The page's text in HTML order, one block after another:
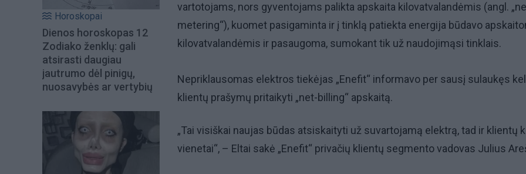
Horoskopai
Dienos horoskopas 12
Zodiako ženklų: gali
atsirasti daugiau
jautrumo dėl pinigų,
nuosavybės ar vertybių
vartotojams, nors gyventojams palikta apskaita kilovatvalandėmis (angl.
metering“), kuomet pasigaminta ir į tinklą patiekta energija būdavo
kilovatvalandėmis ir pasaugoma, sumokant tik už naudojimąsi tinklais.
Nepriklausomas elektros tiekėjas „Enefit“ informavo per sausį sulaukęs
klientų prašymų pritaikyti „net-billing“ apskaitą.
„Tai visiškai naujas būdas atsiskaityti už suvartojamą elektrą, tad ir klientų
vienetai“, – Eltai sakė „Enefit“ privačių klientų segmento vadovas Julius